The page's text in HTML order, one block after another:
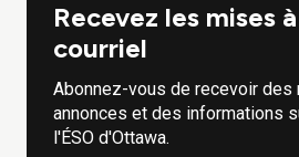
Recevez les mises
courriel
Abonnez-vous de recevoir des
annonces et des informations
l'ÉSO d'Ottawa.